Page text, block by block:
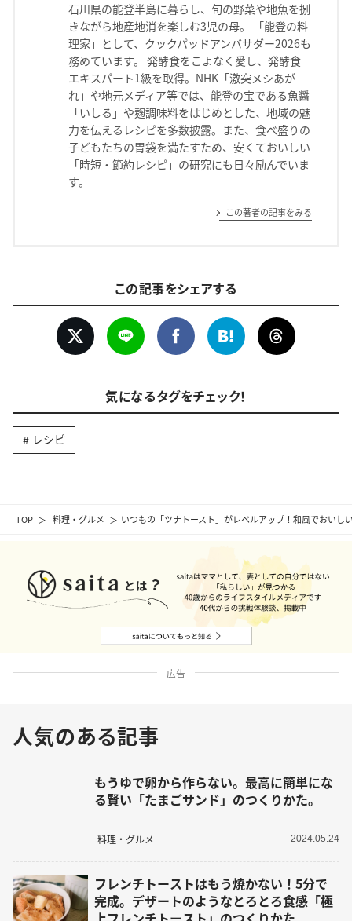
TOP 料理・グルメ いつもの「ツナトースト」がレベルアップ！和風でおいし
石川県の能登半島に暮らし、旬の野菜や地魚を捌
きながら地産地消を楽しむ3児の母。 「能登の料
理家」として、クックパッドアンバサダー2026も
務めています。 発酵食をこよなく愛し、発酵食
エキスパート1級を取得。NHK「激突メシあが
れ」や地元メディア等では、能登の宝である魚醤
「いしる」や麹調味料をはじめとした、地域の魅
力を伝えるレシピを多数披露。また、食べ盛りの
子どもたちの胃袋を満たすため、安くておいしい
「時短・節約レシピ」の研究にも日々励んでいま
す。
この著者の記事をみる
この記事をシェアする
気になるタグをチェック！
レシピ
広告
人気のある記事
もうゆで卵から作らない。最高に簡単にな
る賢い「たまごサンド」のつくりかた。
料理・グルメ 2024.05.24
フレンチトーストはもう焼かない！5分で
完成。デザートのようなとろとろ食感「極